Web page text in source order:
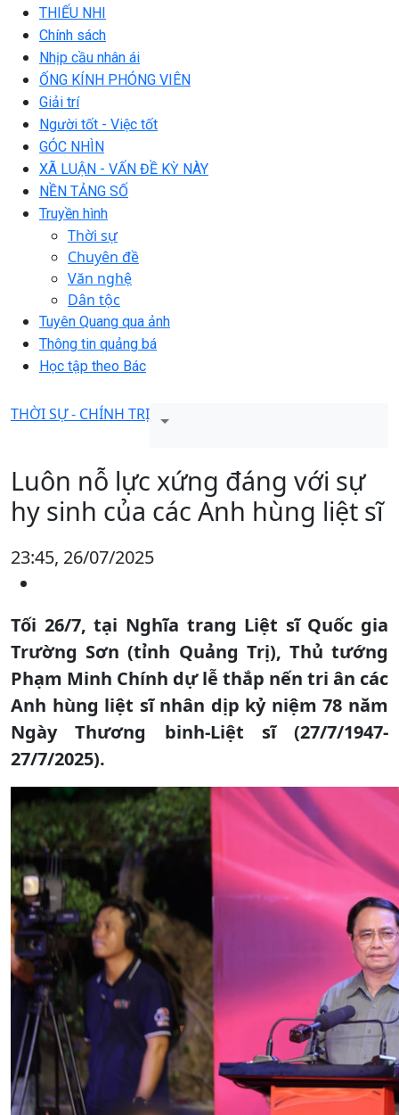
THIẾU NHI
Chính sách
Nhịp cầu nhân ái
ỐNG KÍNH PHÓNG VIÊN
Giải trí
Người tốt - Việc tốt
GÓC NHÌN
XÃ LUẬN - VẤN ĐỀ KỲ NÀY
NỀN TẢNG SỐ
Truyền hình
Thời sự
Chuyên đề
Văn nghệ
Dân tộc
Tuyên Quang qua ảnh
Thông tin quảng bá
Học tập theo Bác
THỜI SỰ - CHÍNH TRỊ
Luôn nỗ lực xứng đáng với sự
hy sinh của các Anh hùng liệt sĩ
23:45, 26/07/2025
Tối 26/7, tại Nghĩa trang Liệt sĩ Quốc gia
Trường Sơn (tỉnh Quảng Trị), Thủ tướng
Phạm Minh Chính dự lễ thắp nến tri ân các
Anh hùng liệt sĩ nhân dịp kỷ niệm 78 năm
Ngày Thương binh-Liệt sĩ (27/7/1947-
27/7/2025).